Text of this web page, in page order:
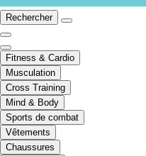
Rechercher
Fitness & Cardio
Musculation
Cross Training
Mind & Body
Sports de combat
Vêtements
Chaussures